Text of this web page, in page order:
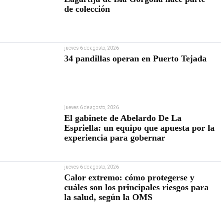
de colección
jueves 6 de agosto, 2026
34 pandillas operan en Puerto Tejada
jueves 6 de agosto, 2026
El gabinete de Abelardo De La
Espriella: un equipo que apuesta por la
experiencia para gobernar
jueves 6 de agosto, 2026
Calor extremo: cómo protegerse y
cuáles son los principales riesgos para
la salud, según la OMS